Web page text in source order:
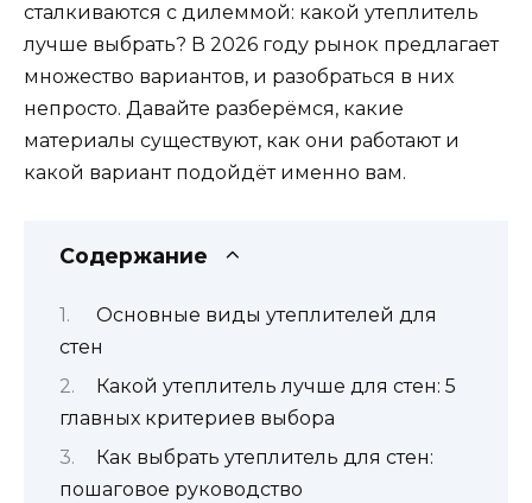
сталкиваются с дилеммой: какой утеплитель
лучше выбрать? В 2026 году рынок предлагает
множество вариантов, и разобраться в них
непросто. Давайте разберёмся, какие
материалы существуют, как они работают и
какой вариант подойдёт именно вам.
Содержание
Основные виды утеплителей для
стен
Какой утеплитель лучше для стен: 5
главных критериев выбора
Как выбрать утеплитель для стен:
пошаговое руководство